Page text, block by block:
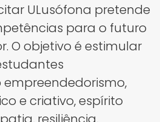
ULusófona pretende
para o futuro
O objetivo é estimular
e criativo, espírito